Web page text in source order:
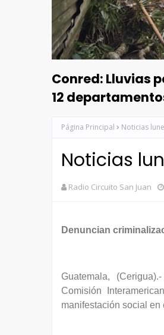
Conred: Lluvias
12
Página Principal Noticias
Noticias
Radio Circuito San Juan
Denuncian
Guatemala,
Comisión
manifestación social